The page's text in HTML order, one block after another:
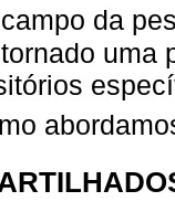
da
uma